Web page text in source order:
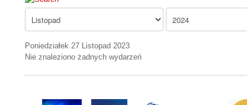
Poniedziałek 27 Listopad 2023
Nie znaleziono żadnych wydarzeń